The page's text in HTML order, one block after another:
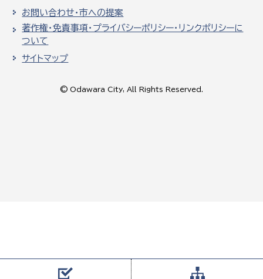
お問い合わせ・市への提案
著作権・免責事項・プライバシーポリシー・リンクポリシーに
ついて
サイトマップ
© Odawara City, All Rights Reserved.